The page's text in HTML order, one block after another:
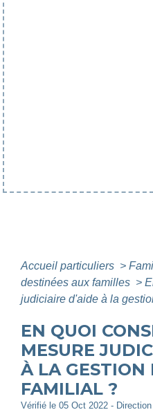
Accueil particuliers >
destinées aux familles >
judiciaire d'aide à la
EN QUOI
MESURE
À LA GESTION
FAMILIAL ?
Vérifié le 05 Oct 2022 -